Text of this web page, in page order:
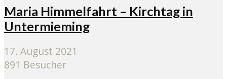
Maria Himmelfahrt – Kirchtag in
Untermieming
17. August 2021
891 Besucher